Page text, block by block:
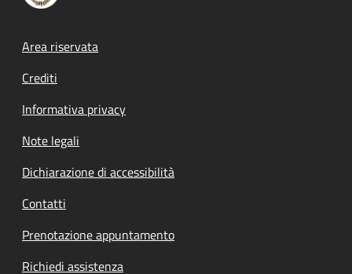
Footer menu
Area riservata
Crediti
Informativa privacy
Note legali
Dichiarazione di accessibilità
Contatti
Prenotazione appuntamento
Richiedi assistenza